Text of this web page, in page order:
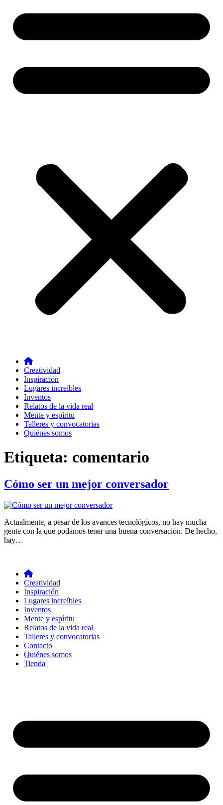
Creatividad
Inspiración
Lugares increíbles
Inventos
Relatos de la vida real
Mente y espíritu
Talleres y convocatorias
Quiénes somos
Etiqueta: comentario
Cómo ser un mejor conversador
Actualmente, a pesar de los avances tecnológicos, no hay mucha
gente con la que podamos tener una buena conversación. De hecho,
hay…
Creatividad
Inspiración
Lugares increíbles
Inventos
Mente y espíritu
Relatos de la vida real
Talleres y convocatorias
Contacto
Quiénes somos
Tienda